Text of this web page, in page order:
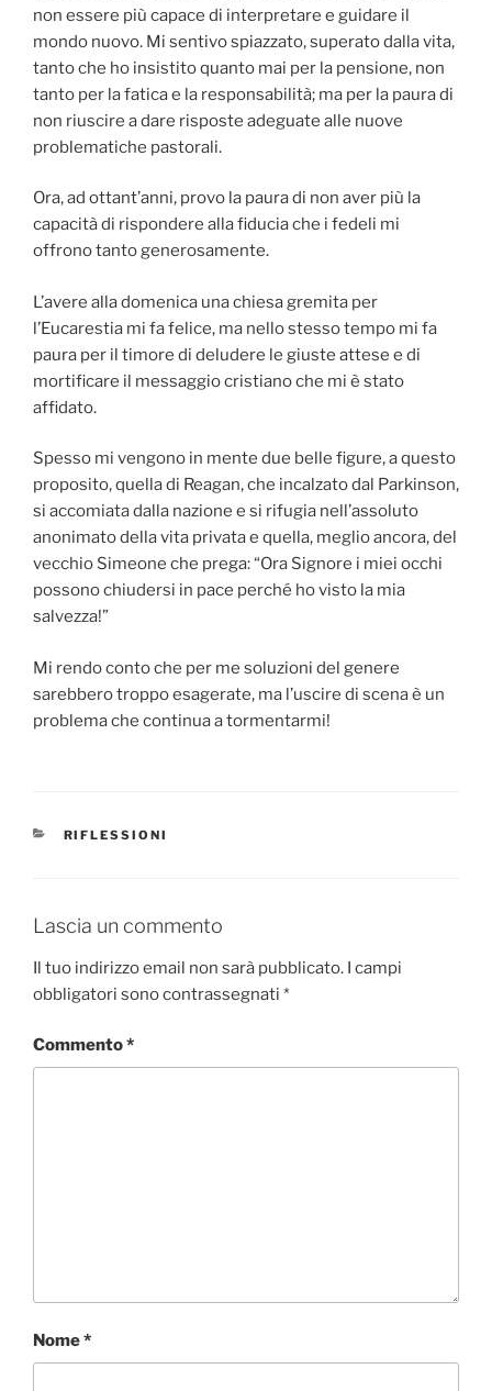
non essere più capace di interpretare e guidare il
mondo nuovo. Mi sentivo spiazzato, superato dalla vita,
tanto che ho insistito quanto mai per la pensione, non
tanto per la fatica e la responsabilità; ma per la paura di
non riuscire a dare risposte adeguate alle nuove
problematiche pastorali.
Ora, ad ottant’anni, provo la paura di non aver più la
capacità di rispondere alla fiducia che i fedeli mi
offrono tanto generosamente.
L’avere alla domenica una chiesa gremita per
l’Eucarestia mi fa felice, ma nello stesso tempo mi fa
paura per il timore di deludere le giuste attese e di
mortificare il messaggio cristiano che mi è stato
affidato.
Spesso mi vengono in mente due belle figure, a questo
proposito, quella di Reagan, che incalzato dal Parkinson,
si accomiata dalla nazione e si rifugia nell’assoluto
anonimato della vita privata e quella, meglio ancora, del
vecchio Simeone che prega: “Ora Signore i miei occhi
possono chiudersi in pace perché ho visto la mia
salvezza!”
Mi rendo conto che per me soluzioni del genere
sarebbero troppo esagerate, ma l’uscire di scena è un
problema che continua a tormentarmi!
CATEGORIE
RIFLESSIONI
Lascia un commento
Il tuo indirizzo email non sarà pubblicato. I campi
obbligatori sono contrassegnati *
Commento*
Nome*